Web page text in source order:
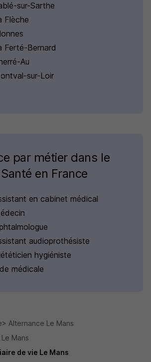
sur-Sarthe
Flèche
Ferté-Bernard
Au
sur-Loir
par métier dans le
en France
en cabinet médical
audioprothésiste
hygiéniste
médicale
Alternance Le Mans
Mans
de vie Le Mans